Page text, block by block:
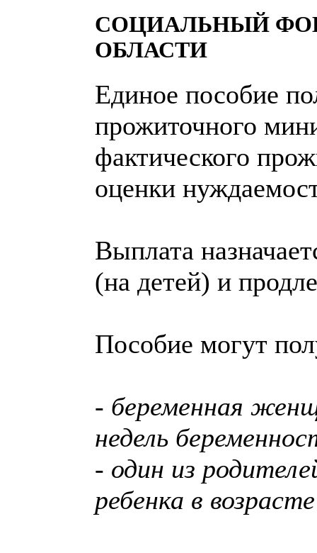
СОЦИАЛЬНЫЙ
ОБЛАСТИ
Единое пособие
прожиточного
фактического
оценки
Выплата
(на детей) и
Пособие могут
- беременная
недель
- один из
ребенка в